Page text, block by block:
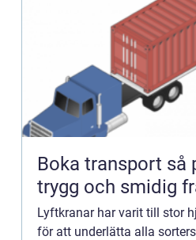
Boka transport så planerar du en
trygg och smidig
Lyftkranar har varit till stor
för att underlätta alla